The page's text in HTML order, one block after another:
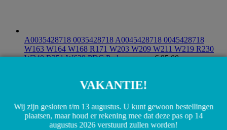
A0035428718 0035428718 A0045428718 0045428718
W163 W164 W168 R171 W203 W209 W211 W219 R230
W240 R251 W639 PDC Parkeer sensor€95,00
VAKANTIE!
Wij zijn gesloten t/m 13 augustus. U kunt gewoon bestellingen
plaatsen, maar houd er rekening mee dat deze pas op 14
augustus 2026 verstuurd zullen worden!